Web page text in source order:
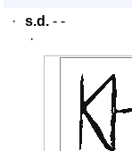
·
s.d. - -
·